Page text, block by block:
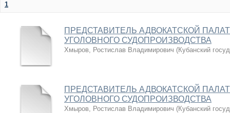
1
ПРЕДСТАВИТЕЛЬ АДВОКАТСКОЙ
УГОЛОВНОГО СУДОПРОИЗВОДСТВА
Хмыров, Ростислав Владимирович (Кубанский
ПРЕДСТАВИТЕЛЬ АДВОКАТСКОЙ
УГОЛОВНОГО СУДОПРОИЗВОДСТВА
Хмыров, Ростислав Владимирович (Кубанский